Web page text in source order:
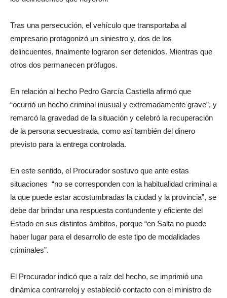
Tras una persecución, el vehículo que transportaba al
empresario protagonizó un siniestro y, dos de los
delincuentes, finalmente lograron ser detenidos. Mientras que
otros dos permanecen prófugos.
En relación al hecho Pedro García Castiella afirmó que
“ocurrió un hecho criminal inusual y extremadamente grave”, y
remarcó la gravedad de la situación y celebró la recuperación
de la persona secuestrada, como así también del dinero
previsto para la entrega controlada.
En este sentido, el Procurador sostuvo que ante estas
situaciones “no se corresponden con la habitualidad criminal a
la que puede estar acostumbradas la ciudad y la provincia”, se
debe dar brindar una respuesta contundente y eficiente del
Estado en sus distintos ámbitos, porque “en Salta no puede
haber lugar para el desarrollo de este tipo de modalidades
criminales”.
El Procurador indicó que a raíz del hecho, se imprimió una
dinámica contrarreloj y estableció contacto con el ministro de